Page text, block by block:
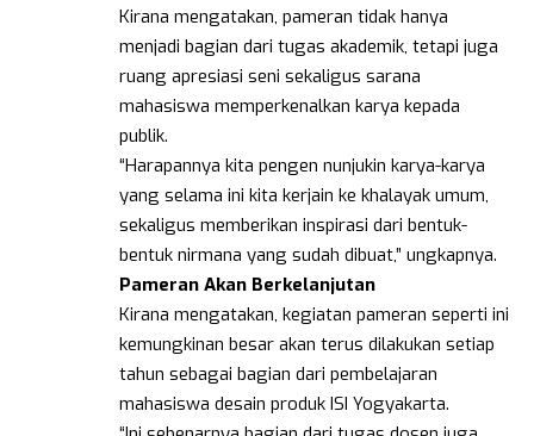
Kirana mengatakan, pameran tidak hanya
menjadi bagian dari tugas akademik, tetapi juga
ruang apresiasi seni sekaligus sarana
mahasiswa memperkenalkan karya kepada
publik.
“Harapannya kita pengen nunjukin karya-karya
yang selama ini kita kerjain ke khalayak umum,
sekaligus memberikan inspirasi dari bentuk-
bentuk nirmana yang sudah dibuat,” ungkapnya.
Pameran Akan Berkelanjutan
Kirana mengatakan, kegiatan pameran seperti ini
kemungkinan besar akan terus dilakukan setiap
tahun sebagai bagian dari pembelajaran
mahasiswa desain produk ISI Yogyakarta.